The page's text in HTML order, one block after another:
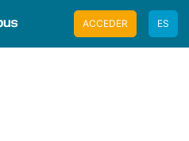
ACCEDER ES